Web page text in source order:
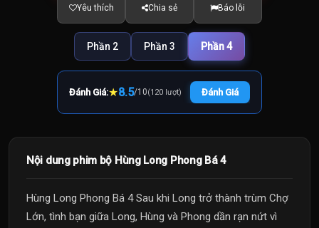
Yêu thích Chia sẻ Báo lỗi
Phần 2 Phần 3 Phần 4
Đánh Giá:★8.5/10(120 lượt) Đánh Giá
Nội dung phim bộ Hùng Long Phong Bá 4
Hùng Long Phong Bá 4 Sau khi Long trở thành trùm Chợ
Lớn, tình bạn giữa Long, Hùng và Phong dần rạn nứt vì